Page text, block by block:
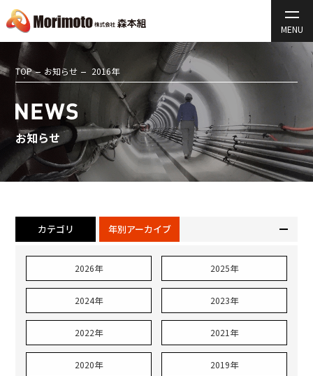
TOP お知らせ 2016年
お知らせ
カテゴリ 年別アーカイブ
2026年 2025年
2024年 2023年
2022年 2021年
2020年 2019年